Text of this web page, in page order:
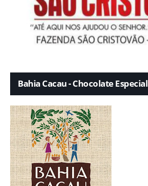
Bahia Cacau - Chocolate Especial